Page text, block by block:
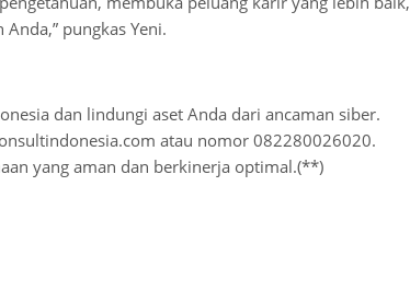
pungkas Yeni.
dan lindungi aset Anda dari ancaman siber.
atau nomor 082280026020.
yang aman dan berkinerja optimal.(**)